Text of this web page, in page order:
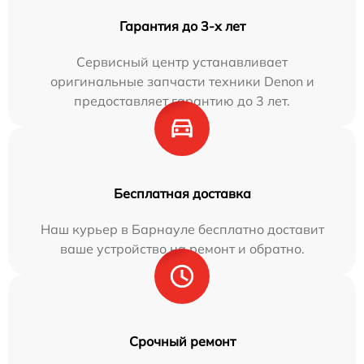
Гарантия до 3-х лет
Сервисный центр устанавливает
оригинальные запчасти техники Denon и
предоставляет гарантию до 3 лет.
Бесплатная доставка
Наш курьер в Барнауле бесплатно доставит
ваше устройство на ремонт и обратно.
Срочный ремонт